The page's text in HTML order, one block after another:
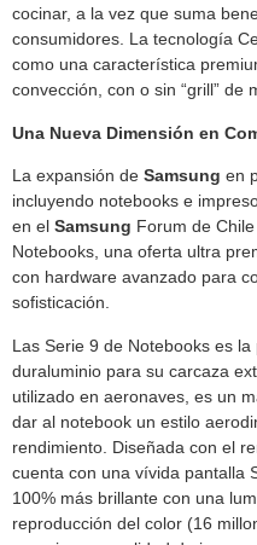
cocinar, a la vez que suma
consumidores. La tecnología
como una característica
convección, con o sin “grill” de
Una Nueva Dimensión en
La expansión de Samsung en
incluyendo notebooks e
en el Samsung Forum de
Notebooks, una oferta ultra
con hardware avanzado para
sofisticación.
Las Serie 9 de Notebooks es
duraluminio para su carcaza
utilizado en aeronaves, es un
dar al notebook un estilo
rendimiento. Diseñada con el
cuenta con una vívida pantalla
100% más brillante con una
reproducción del color (16